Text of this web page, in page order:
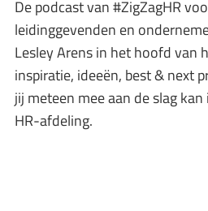
De podcast van #ZigZagHR
leidinggevenden en
Lesley Arens in het hoofd van
inspiratie, ideeën, best & next
jij meteen mee aan de slag
HR-afdeling.